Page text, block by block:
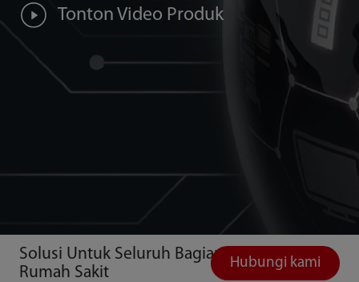
Tonton Video Produk
Solusi Untuk Seluruh Bagian
Rumah Sakit
Hubungi kami